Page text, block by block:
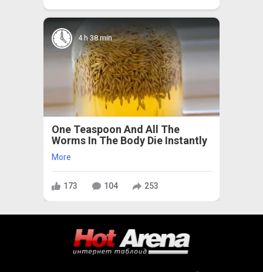
4 h 38 min
One Teaspoon And All The
Worms In The Body Die Instantly
More
173 104 253